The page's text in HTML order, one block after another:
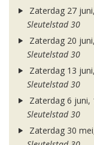
Zaterdag 27
Sleutelstad 30
Zaterdag 20
Sleutelstad 30
Zaterdag 13
Sleutelstad 30
Zaterdag 6 juni,
Sleutelstad 30
Zaterdag 30